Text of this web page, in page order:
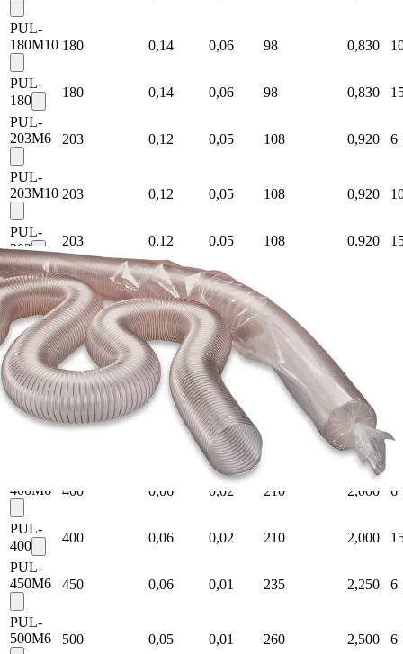
PUL-
180M10 180 0,14 0,06 98 0,830
PUL-
180
180 0,14 0,06 98 0,830
PUL-
203M6
203 0,12 0,05 108 0,920 6
PUL-
203M10 203 0,12 0,05 108 0,920
PUL-
203
203 0,12 0,05 108 0,920
PUL-
254M6
254 0,1 0,04
PUL-
254
254 0,1 0,04 136
PUL-
305M6
305 0,08 0,03 163 1,500
PUL-
0,03 1,500
400M6
400 0,06 0,02 210 2,000 6
PUL-
400
400 0,06 0,02 210 2,000
PUL-
450M6
450 0,06 0,01 235 2,250 6
PUL-
500M6
500 0,05 0,01 260 2,500 6